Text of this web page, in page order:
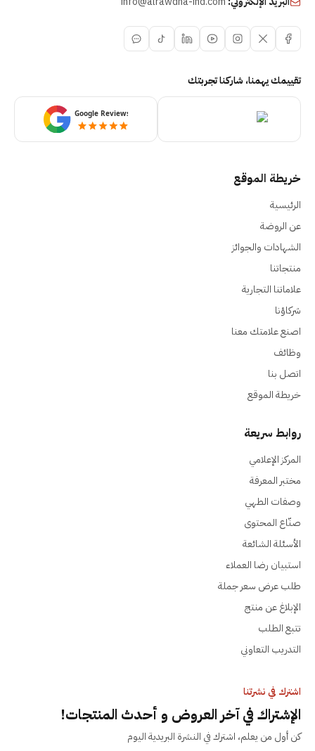
تقييمك يهمنا، شاركنا تجربتك
خريطة الموقع
الرئيسية
عن الروضة
الشهادات والجوائز
منتجاتنا
علاماتنا التجارية
شركاؤنا
اصنع علامتك معنا
وظائف
اتصل بنا
خريطة الموقع
روابط سريعة
المركز الإعلامي
مختبر المعرفة
وصفات الطهي
صنّاع المحتوى
الأسئلة الشائعة
استبيان رضا العملاء
طلب عرض سعر جملة
الإبلاغ عن منتج
تتبع الطلب
التدريب التعاوني
اشترك في نشرتنا
الإشتراك في آخر العروض و أحدث المنتجات!
كن أول من يعلم، اشترك في النشرة البريدية اليوم